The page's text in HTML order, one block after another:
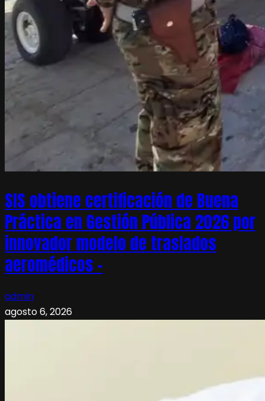
SIS obtiene certificación de Buena
Práctica en Gestión Pública 2026 por
innovador modelo de traslados
aeromédicos –
admin
agosto 6, 2026